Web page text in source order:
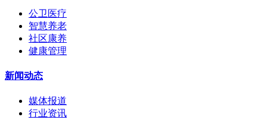
公卫医疗
智慧养老
社区康养
健康管理
新闻动态
媒体报道
行业资讯